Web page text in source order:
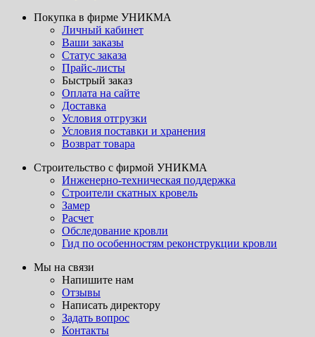
Покупка в фирме УНИКМА
Личный кабинет
Ваши заказы
Статус заказа
Прайс-листы
Быстрый заказ
Оплата на сайте
Доставка
Условия отгрузки
Условия поставки и хранения
Возврат товара
Строительство с фирмой УНИКМА
Инженерно-техническая поддержка
Строители скатных кровель
Замер
Расчет
Обследование кровли
Гид по особенностям реконструкции кровли
Мы на связи
Напишите нам
Отзывы
Написать директору
Задать вопрос
Контакты